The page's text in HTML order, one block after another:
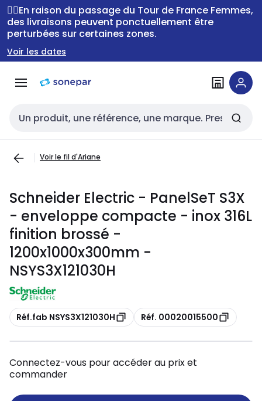
Passer à la
navigation
Passer
au
contenu
🚴‍♂️En raison du passage du Tour de France Femmes,
des livraisons peuvent ponctuellement être
perturbées sur certaines zones.
Voir les dates
Entrée de recherche
Voir le fil d'Ariane
Schneider Electric - PanelSeT S3X
- enveloppe compacte - inox 316L
finition brossé -
1200x1000x300mm -
NSYS3X121030H
Copie
Réf.fab NSYS3X121030H Copie
Réf. 00020015500
Connectez-vous pour accéder au prix et
commander